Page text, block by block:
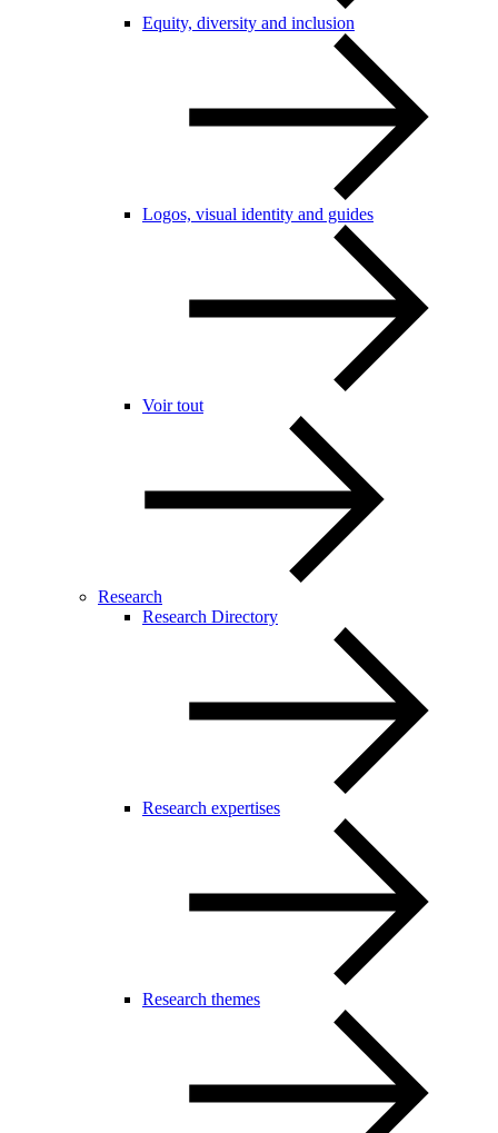
Equity, diversity and inclusion
Logos, visual identity and guides
Voir tout
Research
Research Directory
Research expertises
Research themes